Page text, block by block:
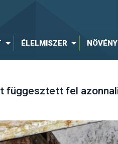
ÉLELMISZER NÖVÉNY
függesztett fel